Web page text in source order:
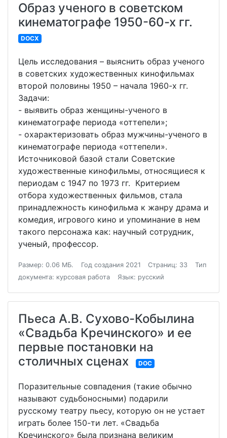
Образ ученого в советском
кинематографе 1950-60-х гг.
DOCX
Цель исследования – выяснить образ ученого
в советских художественных кинофильмах
второй половины 1950 – начала 1960-х гг.
Задачи:
- выявить образ женщины-ученого в
кинематографе периода «оттепели»;
- охарактеризовать образ мужчины-ученого в
кинематографе периода «оттепели».
Источниковой базой стали Советские
художественные кинофильмы, относящиеся к
периодам с 1947 по 1973 гг. Критерием
отбора художественных фильмов, стала
принадлежность кинофильма к жанру драма и
комедия, игрового кино и упоминание в нем
такого персонажа как: научный сотрудник,
ученый, профессор.
Размер: 0.06 МБ. Год создания 2021 Страниц: 33
Тип
документа: курсовая работа
Язык: русский
Пьеса А.В. Сухово-Кобылина
«Свадьба Кречинского» и ее
первые постановки на
столичных сценах
DOC
Поразительные совпадения (такие обычно
называют судьбоносными) подарили
русскому театру пьесу, которую он не устает
играть более 150-ти лет. «Свадьба
Кречинского» была признана великим